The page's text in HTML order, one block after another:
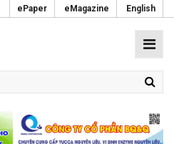
ePaper eMagazine English